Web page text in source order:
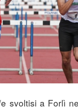
svoltisi a Forlì